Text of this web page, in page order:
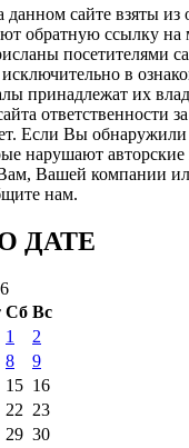
данном сайте взяты из
обратную ссылку на
посетителями
в
принадлежат их
ответственности
Если Вы
нарушают авторские
Вашей компании
нам.
ДАТЕ
Сб Вс
1
2
8
9
15 16
22 23
29 30